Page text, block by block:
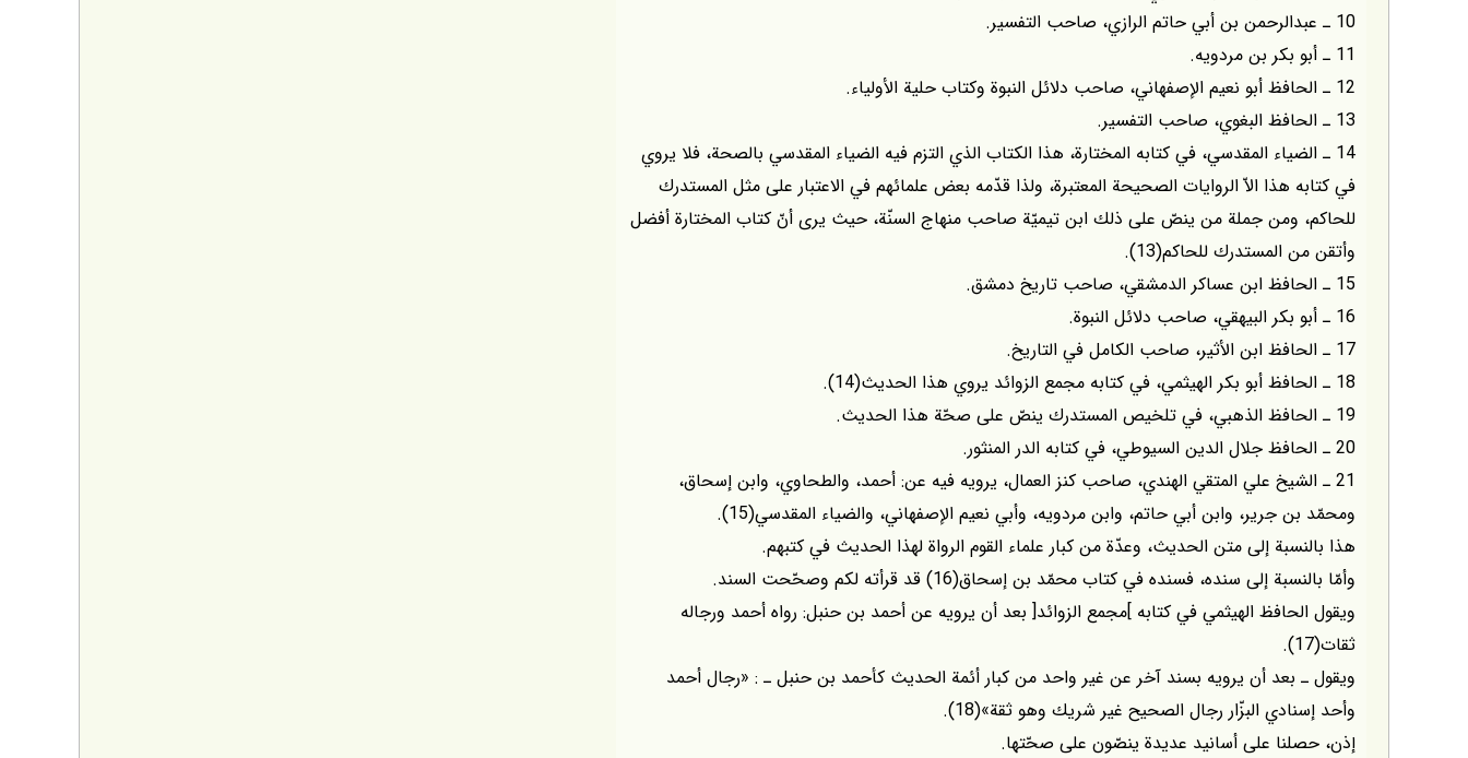
10 ـ عبدالرحمن بن أبي حاتم الرازي، صاحب التفسير.
11 ـ أبو بكر بن مردويه.
12 ـ الحافظ أبو نعيم الإصفهاني، صاحب دلائل النبوة وكتاب حلية الأولياء.
13 ـ الحافظ البغوي، صاحب التفسير.
14 ـ الضياء المقدسي، في كتابه المختارة، هذا الكتاب الذي التزم فيه الضياء المقدسي بالصحة، فلا يروي
في كتابه هذا الاّ الروايات الصحيحة المعتبرة، ولذا قدّمه بعض علمائهم في الاعتبار على مثل المستدرك
للحاكم، ومن جملة من ينصّ على ذلك ابن تيميّة صاحب منهاج السنّة، حيث يرى أنّ كتاب المختارة أفضل
وأتقن من المستدرك للحاكم(13).
15 ـ الحافظ ابن عساكر الدمشقي، صاحب تاريخ دمشق.
16 ـ أبو بكر البيهقي، صاحب دلائل النبوة.
17 ـ الحافظ ابن الأثير، صاحب الكامل في التاريخ.
18 ـ الحافظ أبو بكر الهيثمي، في كتابه مجمع الزوائد يروي هذا الحديث(14).
19 ـ الحافظ الذهبي، في تلخيص المستدرك ينصّ على صحّة هذا الحديث.
20 ـ الحافظ جلال الدين السيوطي، في كتابه الدر المنثور.
21 ـ الشيخ علي المتقي الهندي، صاحب كنز العمال، يرويه فيه عن: أحمد، والطحاوي، وابن إسحاق،
ومحمّد بن جرير، وابن أبي حاتم، وابن مردويه، وأبي نعيم الإصفهاني، والضياء المقدسي(15).
هذا بالنسبة إلى متن الحديث، وعدّة من كبار علماء القوم الرواة لهذا الحديث في كتبهم.
وأمّا بالنسبة إلى سنده، فسنده في كتاب محمّد بن إسحاق(16) قد قرأته لكم وصحّحت السند.
ويقول الحافظ الهيثمي في كتابه ]مجمع الزوائد[ بعد أن يرويه عن أحمد بن حنبل: رواه أحمد ورجاله
ثقات(17).
ويقول ـ بعد أن يرويه بسند آخر عن غير واحد من كبار أئمة الحديث كأحمد بن حنبل ـ : «رجال أحمد
وأحد إسنادي البزّار رجال الصحيح غير شريك وهو ثقة»(18).
إذن، حصلنا على أسانيد عديدة ينصّون على صحّتها.